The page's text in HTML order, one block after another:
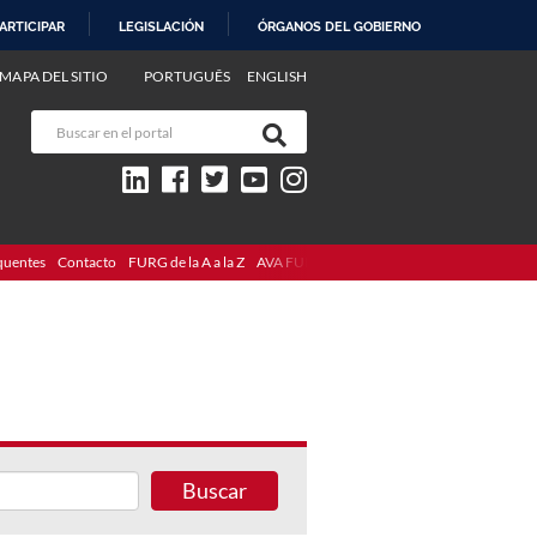
LEGISLACIÓN ÓRGANOS DEL GOBIERNO
PORTUGUÊS ENGLISH
MAPA DEL SITIO
Contacto FURG de la A a la Z AVA FURG
Buscar